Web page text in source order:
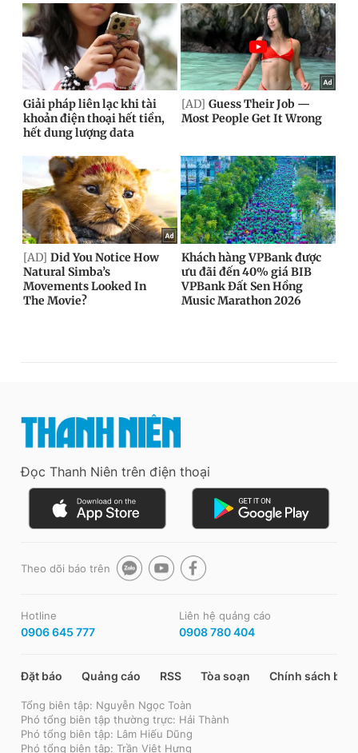
Đọc Thanh Niên trên điện thoại
Theo dõi báo trên
Hotline
0906 645 777
Liên hệ quảng cáo
0908 780 404
Đặt báo Quảng cáo RSS Tòa soạn Chính sách bảo
Tổng biên tập: Nguyễn Ngọc Toàn
Phó tổng biên tập thường trực: Hải Thành
Phó tổng biên tập: Lâm Hiếu Dũng
Phó tổng biên tập: Trần Việt Hưng